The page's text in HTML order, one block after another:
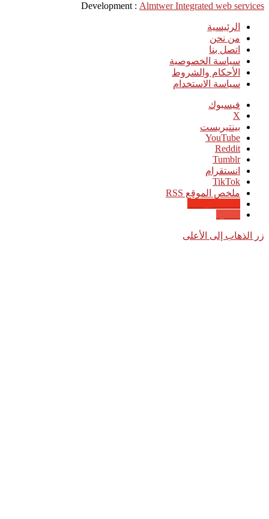
Development : Almtwer Integrated web services
الرئيسية
من نحن
اتصل بنا
سياسة الخصوصية
الأحكام والشروط
سياسة الاستخدام
فيسبوك
‫X
بينتيريست
‫YouTube
انستقرام
‫TikTok
ملخص الموقع RSS
زر الذهاب إلى الأعلى